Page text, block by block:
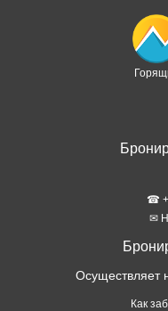
☎
✉
Осуществляет
Как